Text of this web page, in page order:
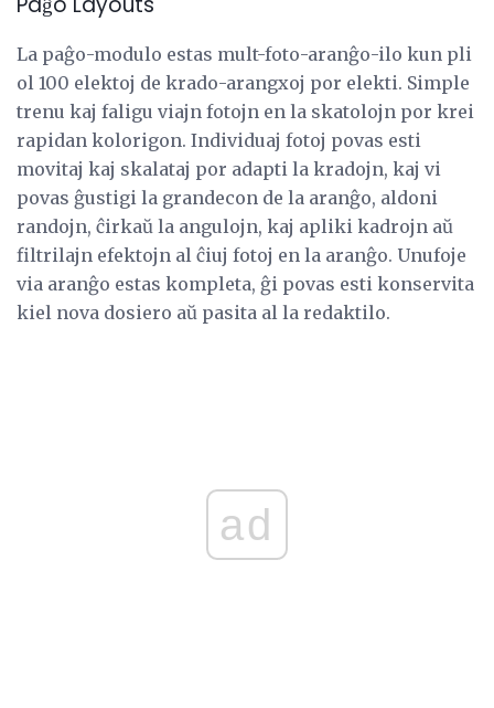
La paĝo-modulo estas mult-foto-aranĝo-ilo kun pli
ol 100 elektoj de krado-arangxoj por elekti. Simple
trenu kaj faligu viajn fotojn en la skatolojn por krei
rapidan kolorigon. Individuaj fotoj povas esti
movitaj kaj skalataj por adapti la kradojn, kaj vi
povas ĝustigi la grandecon de la aranĝo, aldoni
randojn, ĉirkaŭ la angulojn, kaj apliki kadrojn aŭ
filtrilajn efektojn al ĉiuj fotoj en la aranĝo. Unufoje
via aranĝo estas kompleta, ĝi povas esti konservita
kiel nova dosiero aŭ pasita al la redaktilo.
ad